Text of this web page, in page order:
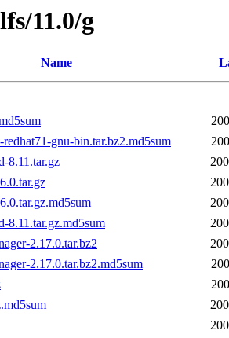
11.0/g
Name
gnu-bin.tar.bz2.md5sum
8.11.tar.gz
8.11.tar.gz.md5sum
2.17.0.tar.bz2
2.17.0.tar.bz2.md5sum